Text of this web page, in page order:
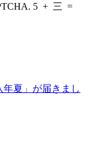
5 + 三 =
年夏」が届きまし